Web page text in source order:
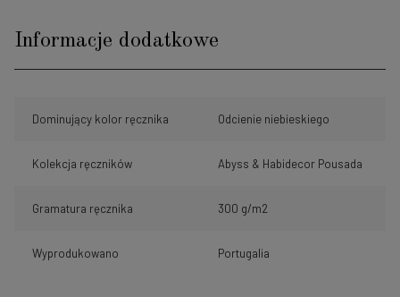
Informacje dodatkowe
Dominujący kolor ręcznika Odcienie niebieskiego
Kolekcja ręczników Abyss & Habidecor Pousada
Gramatura ręcznika 300 g/m2
Wyprodukowano Portugalia